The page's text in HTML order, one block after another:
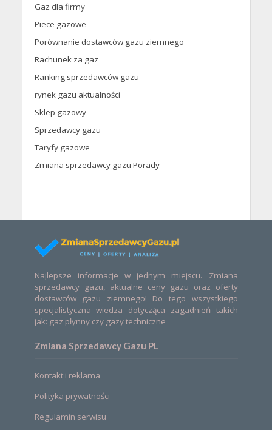
Gaz dla firmy
Piece gazowe
Porównanie dostawców gazu ziemnego
Rachunek za gaz
Ranking sprzedawców gazu
rynek gazu aktualności
Sklep gazowy
Sprzedawcy gazu
Taryfy gazowe
Zmiana sprzedawcy gazu Porady
Najlepsze informacje w jednym miejscu. Zmiana
sprzedawcy gazu, aktualne ceny gazu oraz oferty
dostawców gazu ziemnego! Do tego wszystkiego
specjalistyczna wiedza dotycząca zagadnień takich
jak: gaz płynny czy gazy techniczne
Zmiana Sprzedawcy Gazu PL
Kontakt i reklama
Polityka prywatności
Regulamin serwisu